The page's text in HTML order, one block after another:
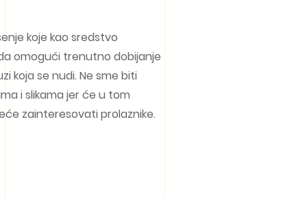
koje kao sredstvo
omogući trenutno dobijanje
koja se nudi. Ne sme biti
i slikama jer će u tom
zainteresovati prolaznike.